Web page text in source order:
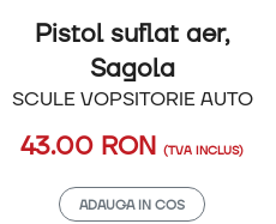
Pistol suflat aer,
Sagola
SCULE VOPSITORIE AUTO
43.00 RON(TVA INCLUS)
ADAUGA IN COS